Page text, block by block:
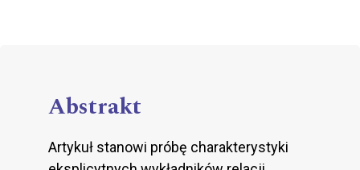
Abstrakt
Artykuł stanowi próbę charakterystyki